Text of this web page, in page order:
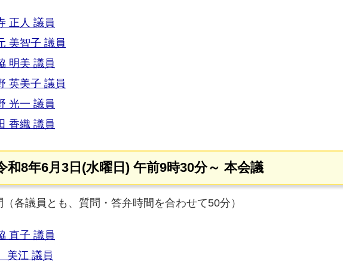
正人 議員
美智子 議員
明美 議員
英美子 議員
光一 議員
香織 議員
和8年6月3日(水曜日) 午前9時30分～ 本会議
各議員とも、質問・答弁時間を合わせて50分）
直子 議員
江 議員